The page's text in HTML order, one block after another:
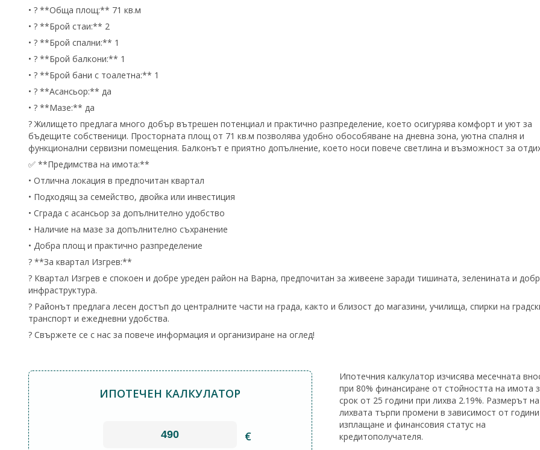
• ? **Обща площ:** 71 кв.м
• ?️ **Брой стаи:** 2
• ?️ **Брой спални:** 1
• ? **Брой балкони:** 1
• ? **Брой бани с тоалетна:** 1
• ? **Асансьор:** да
• ? **Мазе:** да
? Жилището предлага много добър вътрешен потенциал и практично разпределение, което осигурява комфорт и уют за
бъдещите собственици. Просторната площ от 71 кв.м позволява удобно обособяване на дневна зона, уютна спалня и
функционални сервизни помещения. Балконът е приятно допълнение, което носи повече светлина и възможност за
✅ **Предимства на имота:**
• Отлична локация в предпочитан квартал
• Подходящ за семейство, двойка или инвестиция
• Сграда с асансьор за допълнително удобство
• Наличие на мазе за допълнително съхранение
• Добра площ и практично разпределение
?️ **За квартал Изгрев:**
? Квартал Изгрев е спокоен и добре уреден район на Варна, предпочитан за живеене заради тишината, зеленината и
инфраструктура.
? Районът предлага лесен достъп до централните части на града, както и близост до магазини, училища, спирки на
транспорт и ежедневни удобства.
? Свържете се с нас за повече информация и организиране на оглед!
ИПОТЕЧЕН КАЛКУЛАТОР
€
Ипотечния калкулатор изчисява месечната
при 80% финансиране от стойността на имота
срок от 25 години при лихва 2.19%. Размерът на
лихвата търпи промени в зависимост от
изплащане и финансовия статус на
кредитополучателя.